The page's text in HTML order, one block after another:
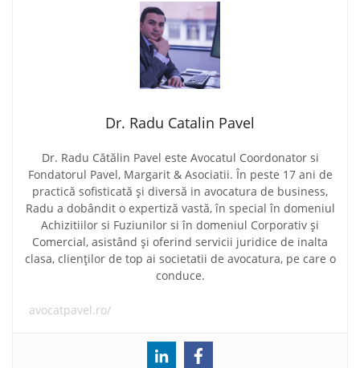
Dr. Radu Catalin Pavel
Dr. Radu Cătălin Pavel este Avocatul Coordonator si
Fondatorul Pavel, Margarit & Asociatii. În peste 17 ani de
practică sofisticată și diversă in avocatura de business,
Radu a dobândit o expertiză vastă, în special în domeniul
Achizitiilor si Fuziunilor si în domeniul Corporativ și
Comercial, asistând și oferind servicii juridice de inalta
clasa, clienților de top ai societatii de avocatura, pe care o
conduce.
avocatpavel.ro/